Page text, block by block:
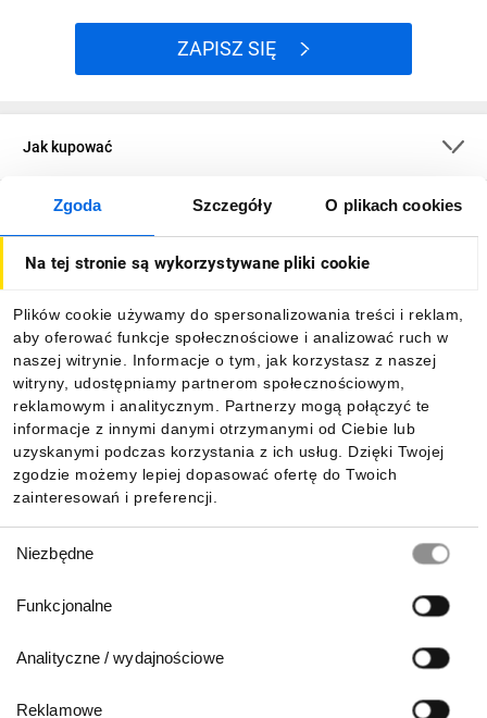
Zgoda Szczegóły O plikach cookies
Na tej stronie są wykorzystywane pliki cookie
Plików cookie używamy do spersonalizowania treści i reklam,
aby oferować funkcje społecznościowe i analizować ruch w
naszej witrynie. Informacje o tym, jak korzystasz z naszej
witryny, udostępniamy partnerom społecznościowym,
reklamowym i analitycznym. Partnerzy mogą połączyć te
informacje z innymi danymi otrzymanymi od Ciebie lub
uzyskanymi podczas korzystania z ich usług. Dzięki Twojej
zgodzie możemy lepiej dopasować ofertę do Twoich
zainteresowań i preferencji.
zgody
Niezbędne
Funkcjonalne
Analityczne / wydajnościowe
Reklamowe
ZAPISZ SIĘ
Jak kupować
O firmie
Informacje
Pobierz naszą aplikację mobilną: